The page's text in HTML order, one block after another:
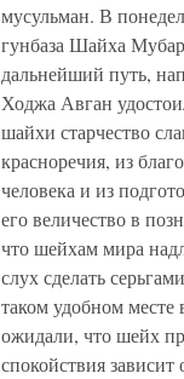
мусульман. В
гунбаза Шайха
дальнейший путь,
Ходжа Авган
шайхи старчество
красноречия, из
человека и из
его величество в
что шейхам мира
слух сделать
таком удобном месте
ожидали, что шейх
спокойствия